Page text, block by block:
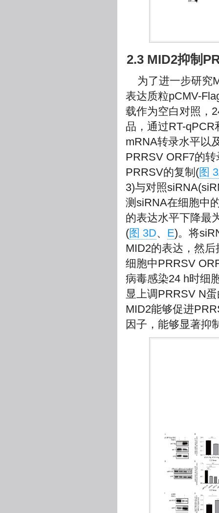
2.3 MID2抑制
为了进一步研究
表达质粒pCMV-
载作为空白对照，
品，通过RT-
mRNA转录水平以
PRRSV ORF7的
PRRSV的复制(图
3)与对照
测siRNA在细胞中
的表达水平下降最
(图 3D、 E)。将
MID2的表达，然
细胞中PRRSV
病毒感染24 h时细
显上调PRRSV N
MID2能够促进
因子，能够显著抑